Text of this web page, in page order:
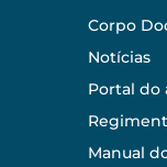
Corpo
Notícias
Portal do
Manual